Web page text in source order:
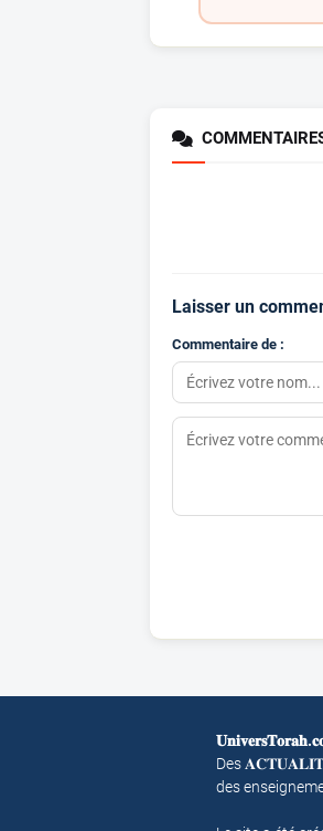
Laisser un
Commentaire de :
Des
des